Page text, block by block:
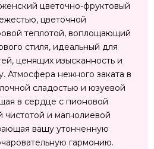
цветочно-фруктовый
цветочной
теплотой, воплощающий
стиля, идеальный для
ценящих изысканность и
Атмосфера нежного заката в
сладостью и юзуевой
в сердце с пионовой
и магнолиевой
вашу утонченную
гармонию.